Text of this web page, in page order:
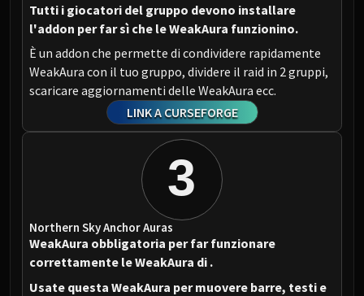
Tutti i giocatori del gruppo devono installare
l'addon per far sì che le WeakAura funzionino.
È un addon che permette di condividere rapidamente
WeakAura con il tuo gruppo, dividere il raid in 2 gruppi,
scaricare aggiornamenti delle WeakAura ecc.
LINK A CURSEFORGE
3
Northern Sky Anchor Auras
WeakAura obbligatoria per far funzionare
correttamente le WeakAura di .
Usate questa WeakAura per muovere barre, testi e